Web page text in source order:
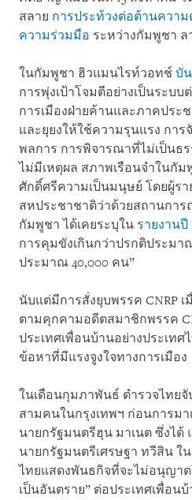
สลาย การประท้วงต่อต้านควา
ความร่วมมือ ระหว่างกัมพูชา ล
ในกัมพูชา ฮิวแมนไรท์วอทช์ บั
การพุ่งเป้าโจมตีอย่างเป็นระบ
การเมืองฝ่ายค้านและภาคประ
และยุยงให้ใช้ความรุนแรง กา
พลการ การพิจารณาที่ไม่เป็นธ
ไม่มีเหตุผล สภาพเรือนจำใน
ศักดิ์ศรีความเป็นมนุษย์ โดยผู้รา
สหประชาชาติว่าด้วยสถานกา
กัมพูชา ได้เคยระบุใน รายงานปี
การคุมขังเกินกว่าปรกติประมา
ประมาณ 40,000 คน”
นับแต่มีการสั่งยุบพรรค CNRP
ตามคุกคามอดีตสมาชิกพรรค
ประเทศเพื่อนบ้านอย่างประเท
ข้อหาที่มีแรงจูงใจทางการเมือง
ในเดือนกุมภาพันธ์ ตำรวจไทย
สามคนในกรุงเทพฯ ก่อนการมา
นายกรัฐมนตรีฮุน มาเนต ซึ่งได้
นายกรัฐมนตรีเศรษฐา ทวีสิน ใ
ไทยแสดงพันธกิจที่จะไม่อนุญา
เป็นอันตราย” ต่อประเทศเพื่อน